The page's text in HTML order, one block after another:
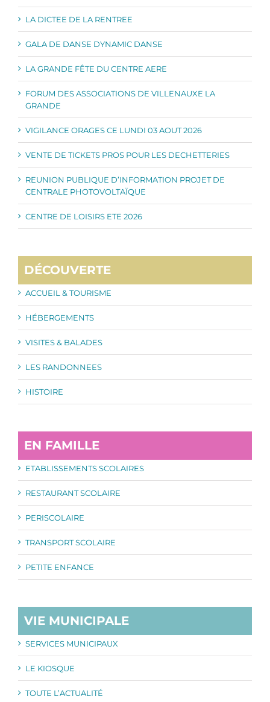
LA DICTEE DE LA RENTREE
GALA DE DANSE DYNAMIC DANSE
LA GRANDE FÊTE DU CENTRE AERE
FORUM DES ASSOCIATIONS DE VILLENAUXE LA
GRANDE
VIGILANCE ORAGES CE LUNDI 03 AOUT 2026
VENTE DE TICKETS PROS POUR LES DECHETTERIES
REUNION PUBLIQUE D’INFORMATION PROJET DE
CENTRALE PHOTOVOLTAÏQUE
CENTRE DE LOISIRS ETE 2026
DÉCOUVERTE
ACCUEIL & TOURISME
HÉBERGEMENTS
VISITES & BALADES
LES RANDONNEES
HISTOIRE
EN FAMILLE
ETABLISSEMENTS SCOLAIRES
RESTAURANT SCOLAIRE
PERISCOLAIRE
TRANSPORT SCOLAIRE
PETITE ENFANCE
VIE MUNICIPALE
SERVICES MUNICIPAUX
LE KIOSQUE
TOUTE L’ACTUALITÉ